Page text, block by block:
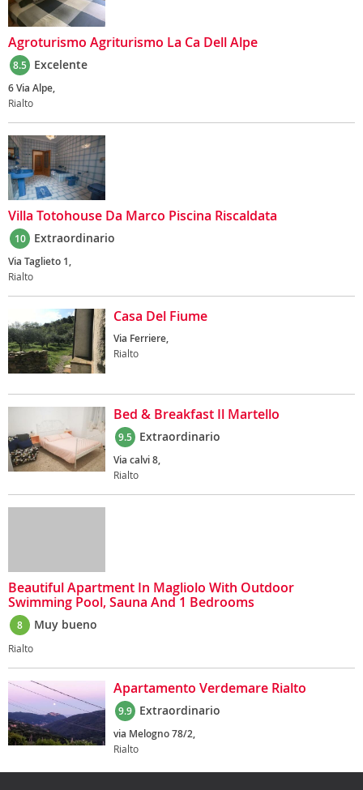
Agroturismo Agriturismo La Ca Dell Alpe
8.5 Excelente
6 Via Alpe,
Rialto
Villa Totohouse Da Marco Piscina Riscaldata
10 Extraordinario
Via Taglieto 1,
Rialto
Casa Del Fiume
Via Ferriere,
Rialto
Bed & Breakfast Il Martello
9.5 Extraordinario
Via calvi 8,
Rialto
Beautiful Apartment In Magliolo With Outdoor
Swimming Pool, Sauna And 1 Bedrooms
8 Muy bueno
Rialto
Apartamento Verdemare Rialto
9.9 Extraordinario
via Melogno 78/2,
Rialto